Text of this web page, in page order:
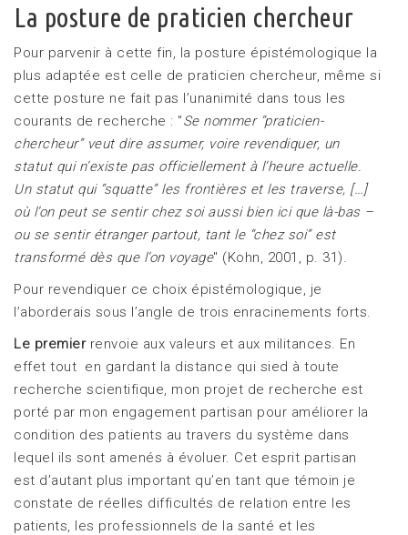
La posture de praticien chercheur
Pour parvenir à cette fin, la posture épistémologique la
plus adaptée est celle de praticien chercheur, même si
cette posture ne fait pas l’unanimité dans tous les
courants de recherche : "Se nommer “praticien-
chercheur” veut dire assumer, voire revendiquer, un
statut qui n’existe pas officiellement à l’heure actuelle.
Un statut qui “squatte” les frontières et les traverse, […]
où l’on peut se sentir chez soi aussi bien ici que là-bas –
ou se sentir étranger partout, tant le “chez soi” est
transformé dès que l’on voyage" (Kohn, 2001, p. 31).
Pour revendiquer ce choix épistémologique, je
l’aborderais sous l’angle de trois enracinements forts.
Le premierrenvoie aux valeurs et aux militances. En
effet tout en gardant la distance qui sied à toute
recherche scientifique, mon projet de recherche est
porté par mon engagement partisan pour améliorer la
condition des patients au travers du système dans
lequel ils sont amenés à évoluer. Cet esprit partisan
est d’autant plus important qu’en tant que témoin je
constate de réelles difficultés de relation entre les
patients, les professionnels de la santé et les